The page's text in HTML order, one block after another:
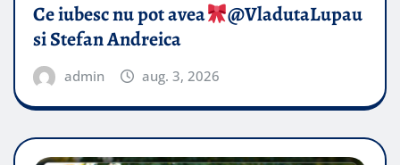
Ce iubesc nu pot avea
​@VladutaLupau
si Stefan Andreica
admin aug. 3, 2026